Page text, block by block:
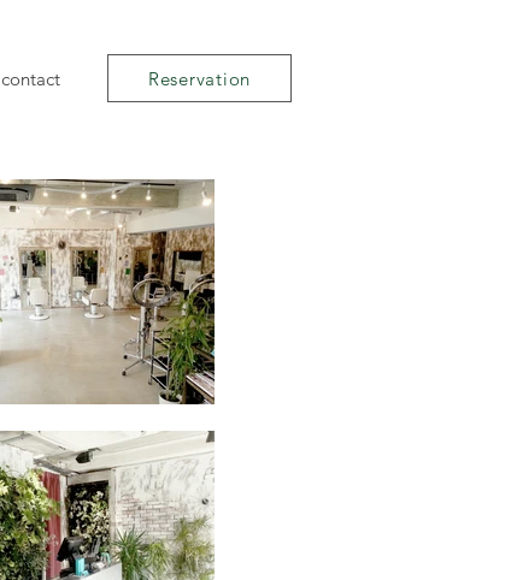
contact Reservation